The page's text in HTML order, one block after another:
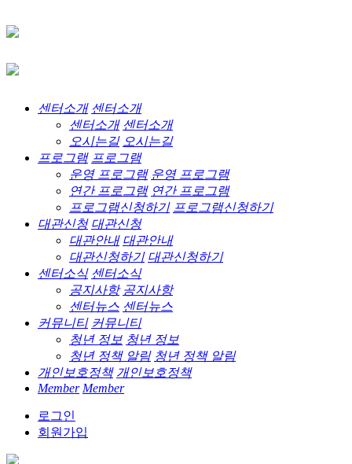
센터소개 센터소개
센터소개 센터소개
오시는길 오시는길
프로그램 프로그램
운영 프로그램 운영 프로그램
연간 프로그램 연간 프로그램
프로그램신청하기 프로그램신청하기
대관신청 대관신청
대관안내 대관안내
대관신청하기 대관신청하기
센터소식 센터소식
공지사항 공지사항
센터뉴스 센터뉴스
커뮤니티 커뮤니티
청년 정보 청년 정보
청년 정책 알림 청년 정책 알림
개인보호정책 개인보호정책
Member Member
로그인
회원가입